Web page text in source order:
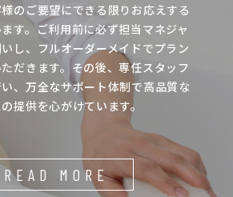
のご要望にできる限りお応えする
す。ご利用前に必ず担当マネジャ
し、フルオーダーメイドでプラン
だきます。その後、専任スタッフ
、万全なサポート体制で高品質な
提供を心がけています。
READ MORE